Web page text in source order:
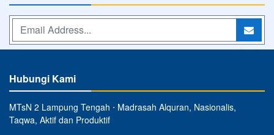
Hubungi Kami
MTsN 2 Lampung Tengah ⋅ Madrasah Alquran, Nasionalis,
Taqwa, Aktif dan Produktif